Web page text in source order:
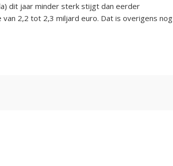
dit jaar minder sterk stijgt dan eerder
2,2 tot 2,3 miljard euro. Dat is overigens nog